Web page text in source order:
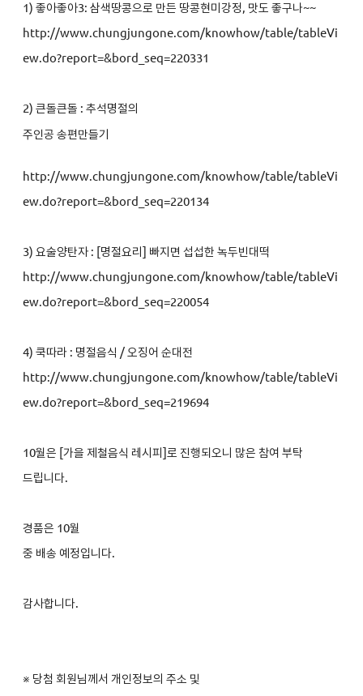
1) 좋아좋아3: 삼색땅콩으로 만든 땅콩현미강정, 맛도 좋구나~~
http://www.chungjungone.com/knowhow/table/tableVi
ew.do?report=&bord_seq=220331
2) 큰돌큰돌 : 추석명절의
주인공 송편만들기
http://www.chungjungone.com/knowhow/table/tableVi
ew.do?report=&bord_seq=220134
3) 요술양탄자 : [명절요리] 빠지면 섭섭한 녹두빈대떡
http://www.chungjungone.com/knowhow/table/tableVi
ew.do?report=&bord_seq=220054
4) 쿡따라 : 명절음식 / 오징어 순대전
http://www.chungjungone.com/knowhow/table/tableVi
ew.do?report=&bord_seq=219694
10월은 [가을 제철음식 레시피]로 진행되오니 많은 참여 부탁
드립니다.
경품은 10월
중 배송 예정입니다.
감사합니다.
※ 당첨 회원님께서 개인정보의 주소 및